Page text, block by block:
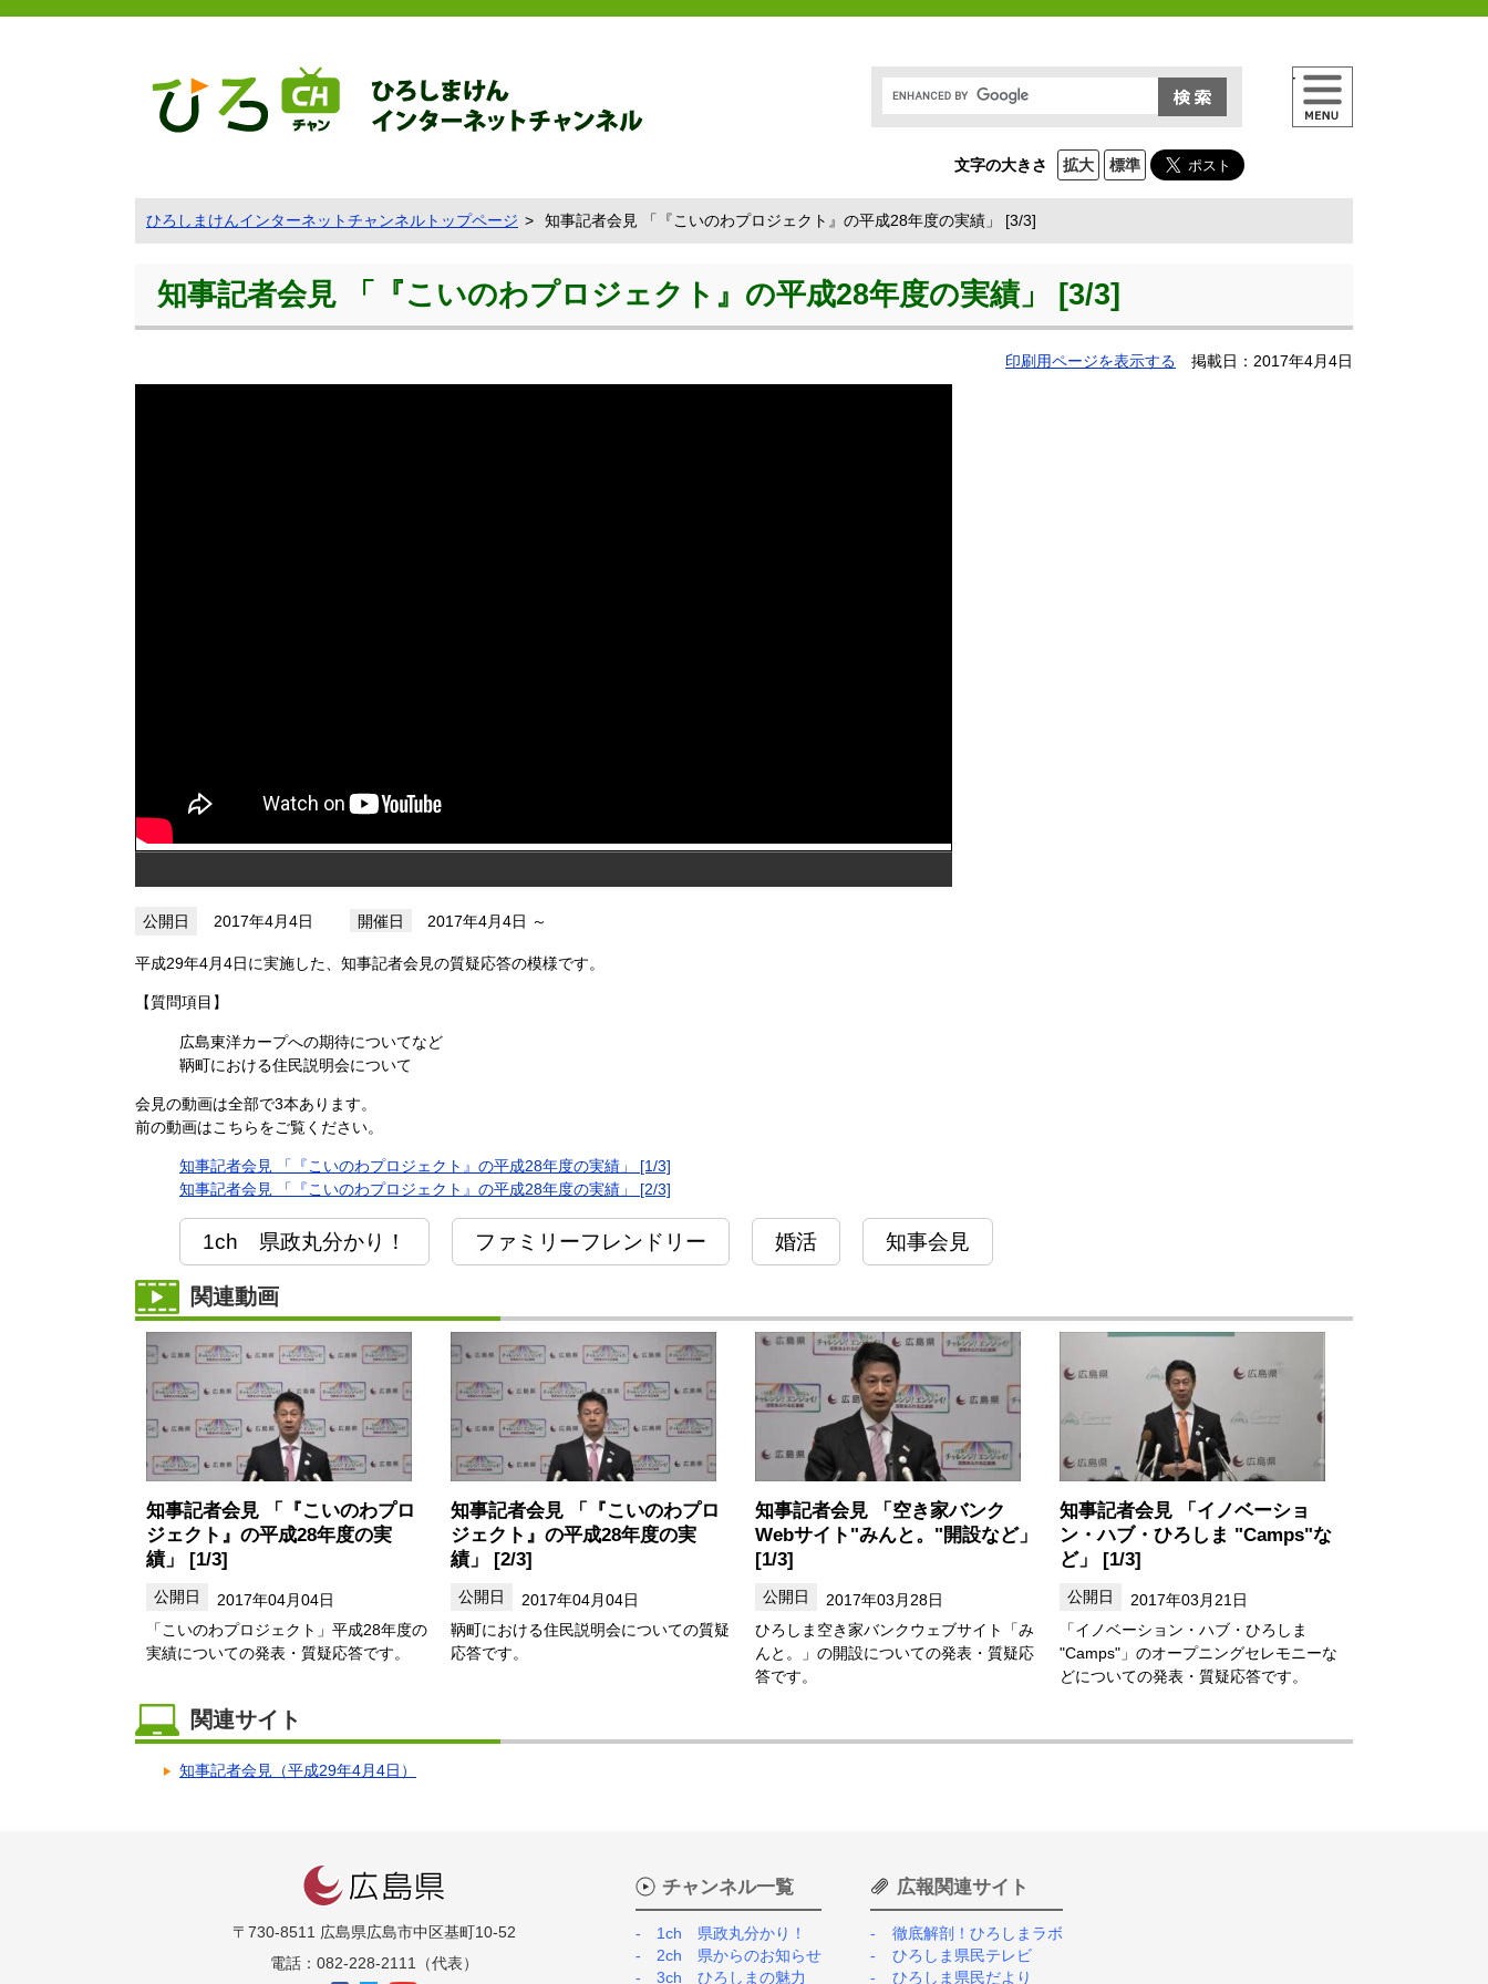
文字の大きさ 拡大 標準
メニュー
ひろしまけんインターネットチャンネルトップページ 知事記者会見 「『こいのわプロジェクト』の平成28年度の実績」 [3/3]
知事記者会見 「『こいのわプロジェクト』の平成28年度の実績」 [3/3]
印刷用ページを表示する 掲載日：2017年4月4日
2017年4月4日 2017年4月4日
平成29年4月4日に実施した、知事記者会見の質疑応答の模様です。
【質問項目】
広島東洋カープへの期待についてなど
鞆町における住民説明会について
会見の動画は全部で3本あります。
前の動画はこちらをご覧ください。
知事記者会見 「『こいのわプロジェクト』の平成28年度の実績」 [1/3]
知事記者会見 「『こいのわプロジェクト』の平成28年度の実績」 [2/3]
1ch 県政丸分かり！ ファミリーフレンドリー 婚活 知事会見
関連動画
知事記者会見 「『こいのわプロ
ジェクト』の平成28年度の実
績」 [1/3]
2017年04月04日
「こいのわプロジェクト」平成28年度の
実績についての発表・質疑応答です。
知事記者会見 「『こいのわプロ
ジェクト』の平成28年度の実
績」 [2/3]
2017年04月04日
鞆町における住民説明会についての質疑
応答です。
知事記者会見 「空き家バンク
Webサイト"みんと。"開設など」
[1/3]
2017年03月28日
ひろしま空き家バンクウェブサイト「み
んと。」の開設についての発表・質疑応
答です。
知事記者会見 「イノベーショ
ン・ハブ・ひろしま "Camps"な
ど」 [1/3]
2017年03月21日
「イノベーション・ハブ・ひろしま
"Camps"」のオープニングセレモニーな
どについての発表・質疑応答です。
関連サイト
知事記者会見（平成29年4月4日）
〒730-8511 広島県広島市中区基町10-52
電話：082-228-2111（代表）
チャンネル一覧
1ch 県政丸分かり！
2ch 県からのお知らせ
3ch ひろしまの魅力
広報関連サイト
徹底解剖！ひろしまラボ
ひろしま県民テレビ
ひろしま県民だより